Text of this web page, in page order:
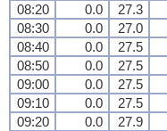
08:20
0.0 27.3
08:30
0.0 27.0
08:40
0.0 27.5
08:50
0.0 27.5
09:00
0.0 27.5
09:10
0.0 27.5
09:20
0.0 27.9